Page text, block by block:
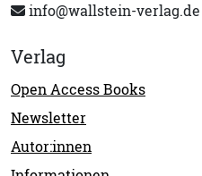
info@wallstein-verlag.de
Verlag
Open Access Books
Newsletter
Autor:innen